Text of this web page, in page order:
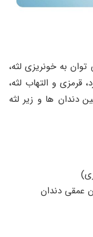
به خونریزی لثه،
قرمزی و التهاب لثه،
و گیر کردن مواد غذایی بین دندان‎ ‌ها و زیر لثه
عمقی دندان